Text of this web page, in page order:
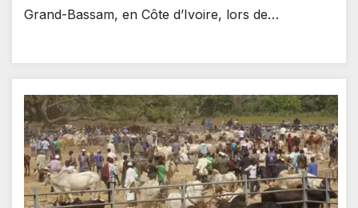
Grand-Bassam, en Côte d’Ivoire, lors de…